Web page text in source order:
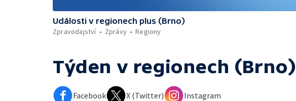
Události v regionech plus (Brno)
Zpravodajství
Zprávy Regiony
Týden v regionech (Brno)
Facebook X (Twitter) Instagram